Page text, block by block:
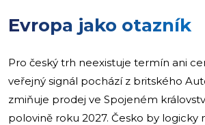
Evropa jako otazník
Pro český trh neexistuje termín ani
veřejný signál pochází z britského
zmiňuje prodej ve Spojeném
polovině roku 2027. Česko by logicky